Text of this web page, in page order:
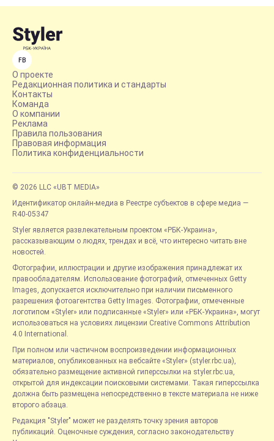
FB
О проекте
Редакционная политика и стандарты
Контакты
Команда
О компании
Реклама
Правила пользования
Правовая информация
Политика конфиденциальности
© 2026 LLC «UBT MEDIA»
Идентификатор онлайн-медиа в Реестре субъектов в сфере медиа —
R40-05347
Styler является развлекательным проектом «РБК-Украина»,
рассказывающим о людях, трендах и всё, что интересно читать вне
новостей.
Фотографии, иллюстрации и другие изображения принадлежат их
правообладателям. Использование фотографий, отмеченных Getty
Images, допускается исключительно при наличии письменного
разрешения фотоагентства Getty Images. Фотографии, отмеченные
логотипом «Styler» или подписанные «Styler» или «РБК-Украина», могут
использоваться на условиях лицензии Creative Commons Attribution
4.0 International.
При полном или частичном воспроизведении информационных
материалов, опубликованных на вебсайте «Styler» (styler.rbc.ua),
обязательно размещение активной гиперссылки на styler.rbc.ua,
открытой для индексации поисковыми системами. Такая гиперссылка
должна быть размещена непосредственно в тексте материала не ниже
второго абзаца.
Редакция "Styler" может не разделять точку зрения авторов
публикаций. Оценочные суждения, согласно законодательству